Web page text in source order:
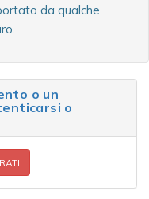
da qualche
o un
o